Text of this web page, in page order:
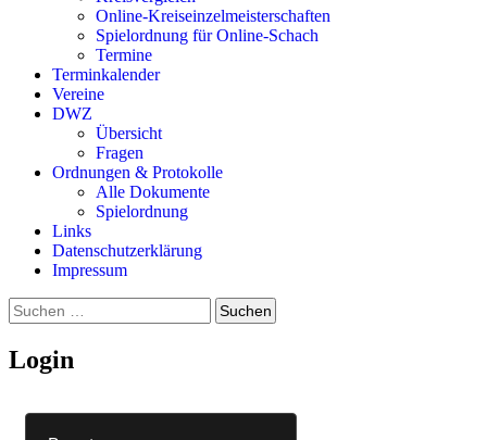
Online-Kreiseinzelmeisterschaften
Spielordnung für Online-Schach
Termine
Terminkalender
Vereine
DWZ
Übersicht
Fragen
Ordnungen & Protokolle
Alle Dokumente
Spielordnung
Links
Datenschutzerklärung
Impressum
Suchen
nach:
Login